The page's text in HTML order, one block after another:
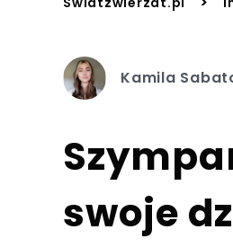
Kamila
swoje